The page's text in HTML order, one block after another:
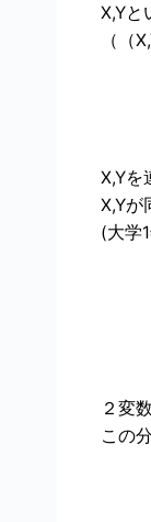
X,Yと
（（
X,Yを
X,Yが
(大学
２変
この